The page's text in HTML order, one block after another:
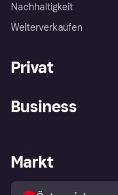
Nachhaltigkeit
Weiterverkaufen
Privat
Shops entdecken
Business
Händlerportal
Markt